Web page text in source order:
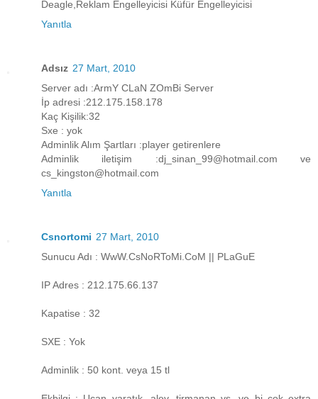
Deagle,Reklam Engelleyicisi Küfür Engelleyicisi
Yanıtla
Adsız 27 Mart, 2010
Server adı :ArmY CLaN ZOmBi Server
İp adresi :212.175.158.178
Kaç Kişilik:32
Sxe : yok
Adminlik Alım Şartları :player getirenlere
Adminlik iletişim :dj_sinan_99@hotmail.com ve
cs_kingston@hotmail.com
Yanıtla
Csnortomi 27 Mart, 2010
Sunucu Adı : WwW.CsNoRToMi.CoM || PLaGuE
IP Adres : 212.175.66.137
Kapatise : 32
SXE : Yok
Adminlik : 50 kont. veya 15 tl